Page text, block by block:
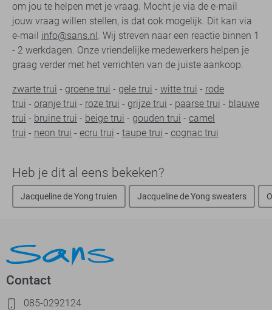
om jou te helpen met je vraag. Mocht je via de e-mail
jouw vraag willen stellen, is dat ook mogelijk. Dit kan via
e-mail info@sans.nl. Wij streven naar een reactie binnen 1
- 2 werkdagen. Onze vriendelijke medewerkers helpen je
graag verder met het verrichten van de juiste aankoop.
zwarte trui - groene trui - gele trui - witte trui - rode
trui - oranje trui - roze trui - grijze trui - paarse trui - blauwe
trui - bruine trui - beige trui - gouden trui - camel
trui - neon trui - ecru trui - taupe trui - cognac trui
Heb je dit al eens bekeken?
Jacqueline de Yong truien Jacqueline de Yong sweaters
Contact
085-0292124